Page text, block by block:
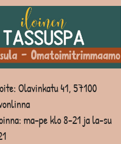
Olavinkatu 41, 57100
ma-pe klo 8-21 ja la-su